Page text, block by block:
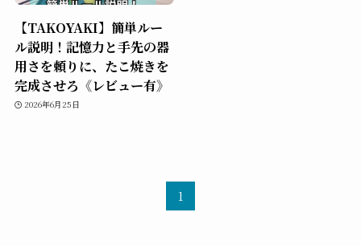
【TAKOYAKI】簡単ルー
ル説明！記憶力と手先の器
用さを頼りに、たこ焼きを
完成させろ《レビュー有》
2026年6月25日
1